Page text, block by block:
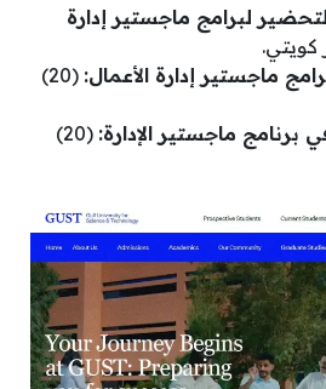
لبرامج ماجستير إدارة
ماجستير إدارة الأعمال:
(20)
ماجستير الإدارة:
(20)